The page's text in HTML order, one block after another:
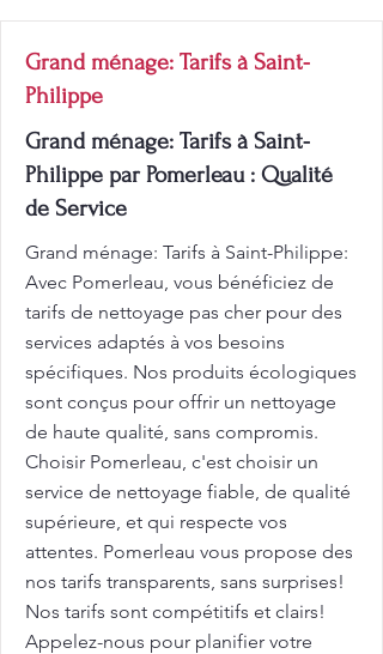
Grand ménage: Tarifs à Saint-
Philippe
Grand ménage: Tarifs à Saint-
Philippe par Pomerleau : Qualité
de Service
Grand ménage: Tarifs à Saint-Philippe:
Avec Pomerleau, vous bénéficiez de
tarifs de nettoyage pas cher pour des
services adaptés à vos besoins
spécifiques. Nos produits écologiques
sont conçus pour offrir un nettoyage
de haute qualité, sans compromis.
Choisir Pomerleau, c'est choisir un
service de nettoyage fiable, de qualité
supérieure, et qui respecte vos
attentes. Pomerleau vous propose des
nos tarifs transparents, sans surprises!
Nos tarifs sont compétitifs et clairs!
Appelez-nous pour planifier votre